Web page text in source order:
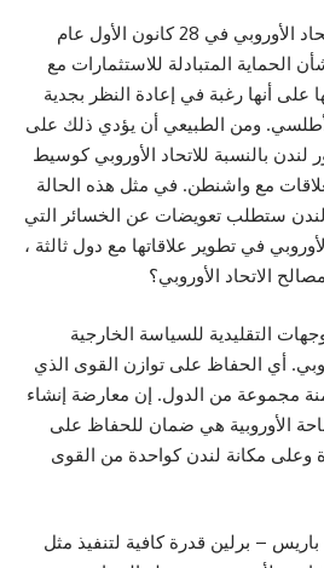
من جانبها، وافقت دول الاتحاد الأوروبي في 28 كانون الأول عام
بشأن الحماية المتبادلة للاستثمارات مع
على أنها رغبة في إعادة النظر بجدية
ومن الطبيعي أن يؤدي ذلك على
لندن بالنسبة للاتحاد الأوروبي كوسيط
مع واشنطن. في مثل هذه الحالة
ستطلب تعويضات عن الخسائر التي
في تطوير علاقاتها مع دول ثالثة ،
الاتحاد الأوروبي؟
التقليدية للسياسة الخارجية
أي الحفاظ على توازن القوى الذي
مجموعة من الدول. إن معارضة إنشاء
الأوروبية هي ضمان للحفاظ على
وعلى مكانة لندن كواحدة من القوى
– برلين قدرة كافية لتنفيذ مثل